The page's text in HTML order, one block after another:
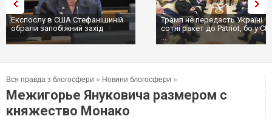
Експослу в США Стефанішиній
обрали запобіжний захід
Трамп не передасть Україні
сотні ракет до Patriot, бо у
...
Вся правда з блогосфери » Новини блогосфери »
Межигорье Януковича размером с
княжество Монако